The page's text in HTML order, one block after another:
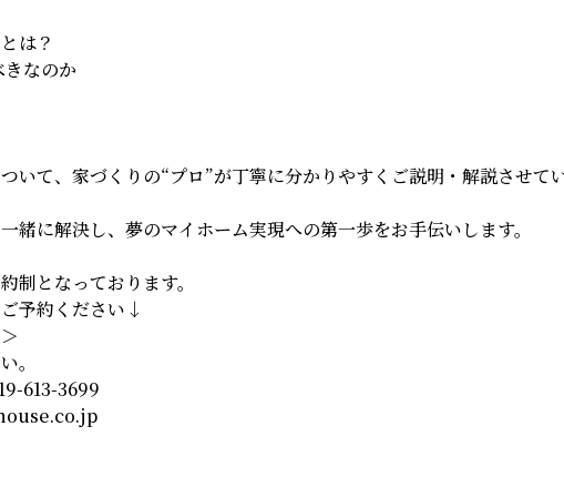
は？
なのか
いて、家づくりの“プロ”が丁寧に分かりやすくご説明・解説させて
緒に解決し、夢のマイホーム実現への第一歩をお手伝いします。
制となっております。
予約ください↓
。
613-3699